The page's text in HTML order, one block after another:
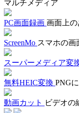
マルチメディア
PC画面録画 画面上
ScreenMo スマホの画
スーパーメディア変
無料HEIC変換 PNG
動画カット ビデオの